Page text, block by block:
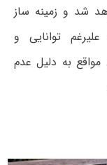
شد و زمینه ساز
توانایی و
مواقع به دلیل عدم